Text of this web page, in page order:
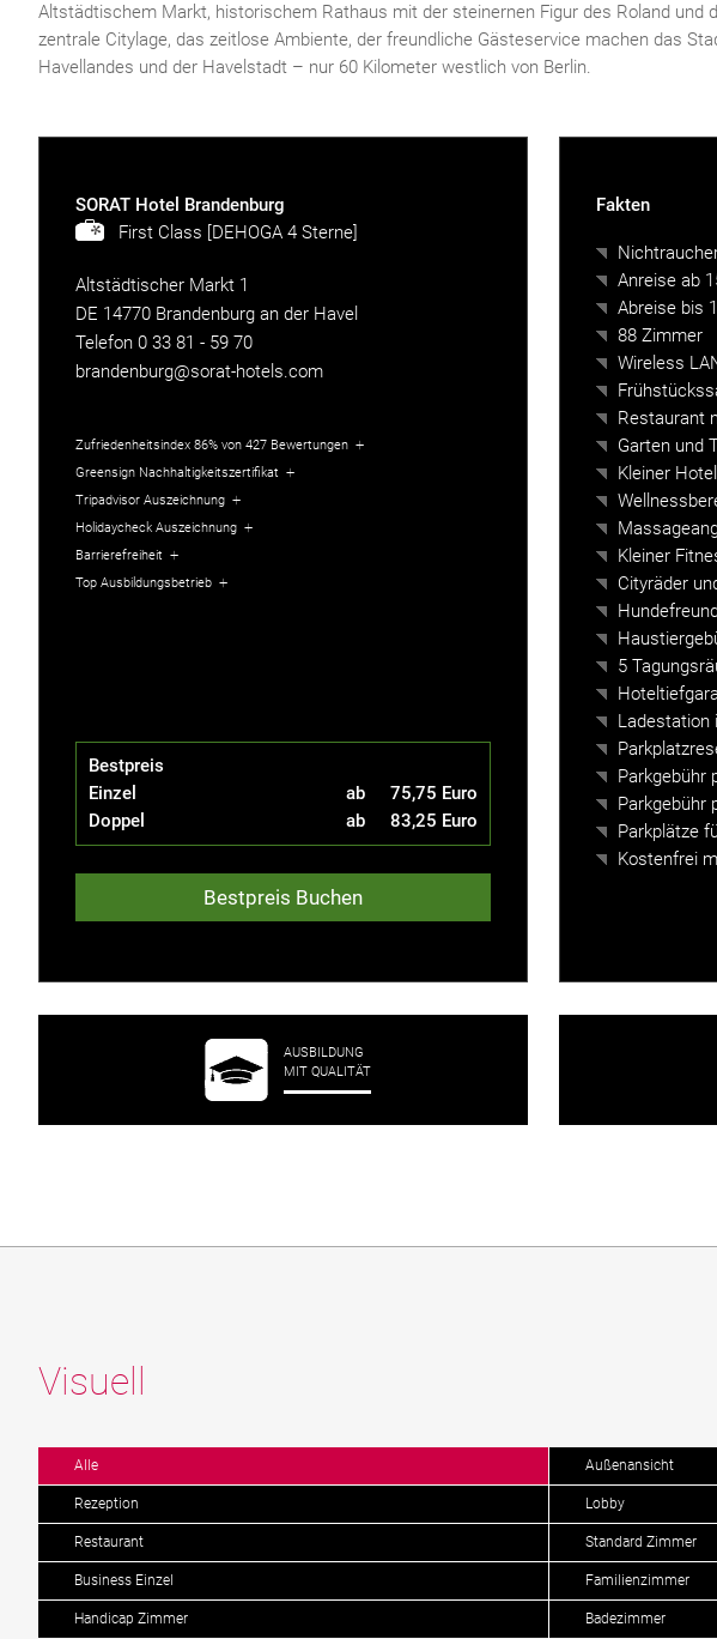
Altstädtischem Markt, historischem Rathaus mit der steinernen Figur des Roland
zentrale Citylage, das zeitlose Ambiente, der freundliche Gästeservice machen das
Havellandes und der Havelstadt – nur 60 Kilometer westlich von Berlin.
SORAT Hotel Brandenburg
First Class [DEHOGA 4 Sterne]
Altstädtischer Markt 1
DE 14770 Brandenburg an der Havel
Telefon 0 33 81 - 59 70
brandenburg@sorat-hotels.com
Zufriedenheitsindex 86% von 427 Bewertungen
Greensign Nachhaltigkeitszertifikat
Tripadvisor Auszeichnung
Holidaycheck Auszeichnung
Barrierefreiheit
Top Ausbildungsbetrieb
Bestpreis
Einzel
ab
75,75 Euro
Doppel
ab 83,25 Euro
Bestpreis Buchen
Fakten
Anreise ab
Abreise bis
88 Zimmer
Wireless
Restaurant
Garten und
Kleiner
Kleiner
Cityräder
5
Ladestation
Parkgebühr
Parkgebühr
Parkplätze
Kostenfrei
Nur
AUSBILDUNG
MIT QUALITÄT
über Ausbildungsplätze und
Visuell
Alle Außenansicht
Rezeption Lobby
Restaurant Standard Zimmer
Business Einzel Familienzimmer
Handicap Zimmer Badezimmer